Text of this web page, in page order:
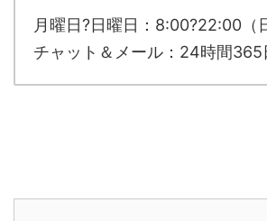
月曜日?日曜日：8:00?22:00（
チャット＆メール：24時間365